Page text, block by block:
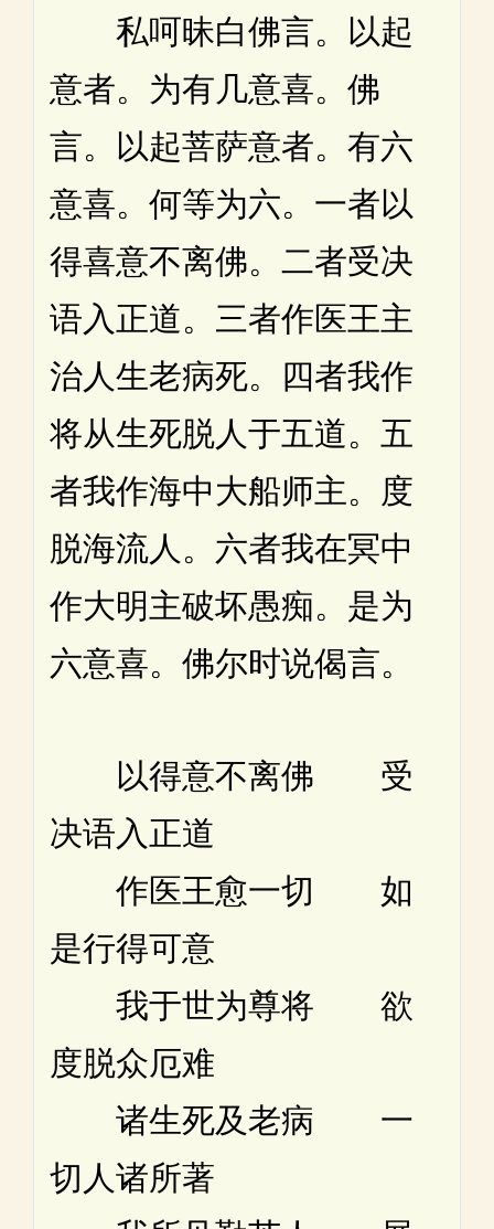
私呵昧白佛言。以起
意者。为有几意喜。佛
言。以起菩萨意者。有六
意喜。何等为六。一者以
得喜意不离佛。二者受决
语入正道。三者作医王主
治人生老病死。四者我作
将从生死脱人于五道。五
者我作海中大船师主。度
脱海流人。六者我在冥中
作大明主破坏愚痴。是为
六意喜。佛尔时说偈言。
以得意不离佛 受
决语入正道
作医王愈一切 如
是行得可意
我于世为尊将 欲
度脱众厄难
诸生死及老病 一
切人诸所著